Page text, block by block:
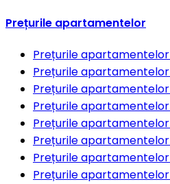
Prețurile apartamentelor
Prețurile apartamentelor
Prețurile apartamentelor
Prețurile apartamentelor
Prețurile apartamentelor
Prețurile apartamentelor
Prețurile apartamentelor
Prețurile apartamentelor
Prețurile apartamentelor